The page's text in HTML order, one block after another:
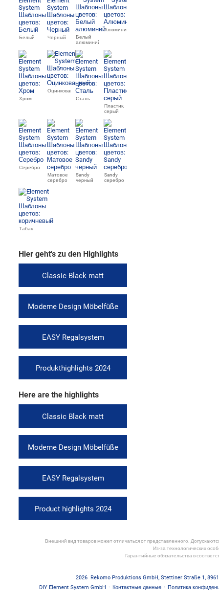
Белый Черный
Белый
алюминий
Алюминий
Хром
Оцинкованный
Сталь
Пластик,
серый
Серебро
Матовое
серебро
Sandy
черный
Sandy
серебро
Табак
Hier geht's zu den Highlights
Classic Black matt
Moderne Design Möbelfüße
EASY Regalsystem
Produkthighlights 2024
Here are the highlights
Classic Black matt
Moderne Design Möbelfüße
EASY Regalsystem
Product highlights 2024
Внешний вид товаров может отличаться от представленного.
Из-за технологических
Гарантийные обязательства в
2026 Rekomo Produktions GmbH, Stettiner Straße 1,
DIY Element System GmbH · Контактные данные · Политика